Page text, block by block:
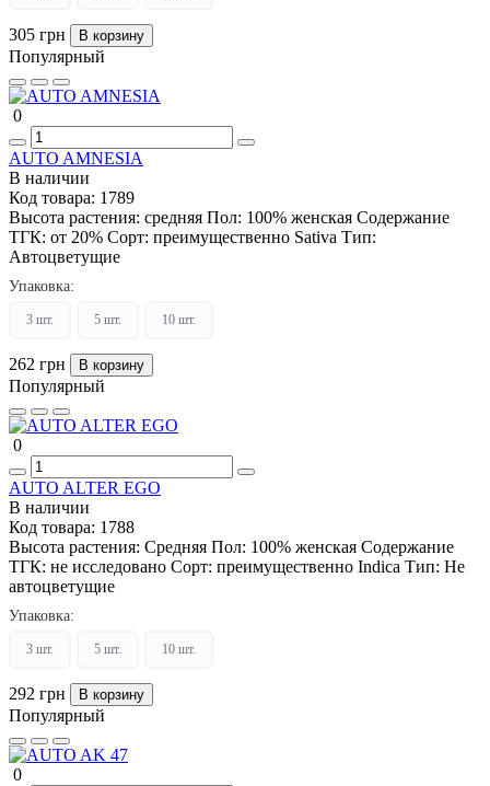
305 грн В корзину
Популярный
0
AUTO AMNESIA
В наличии
Код товара: 1789
Высота растения: средняя Пол: 100% женская Содержание
ТГК: от 20% Сорт: преимущественно Sativa Тип:
Автоцветущие
Упаковка:
3 шт. 5 шт. 10 шт.
262 грн В корзину
Популярный
0
AUTO ALTER EGO
В наличии
Код товара: 1788
Высота растения: Средняя Пол: 100% женская Содержание
ТГК: не исследовано Сорт: преимущественно Indica Тип: Не
автоцветущие
Упаковка:
3 шт. 5 шт. 10 шт.
292 грн В корзину
Популярный
0